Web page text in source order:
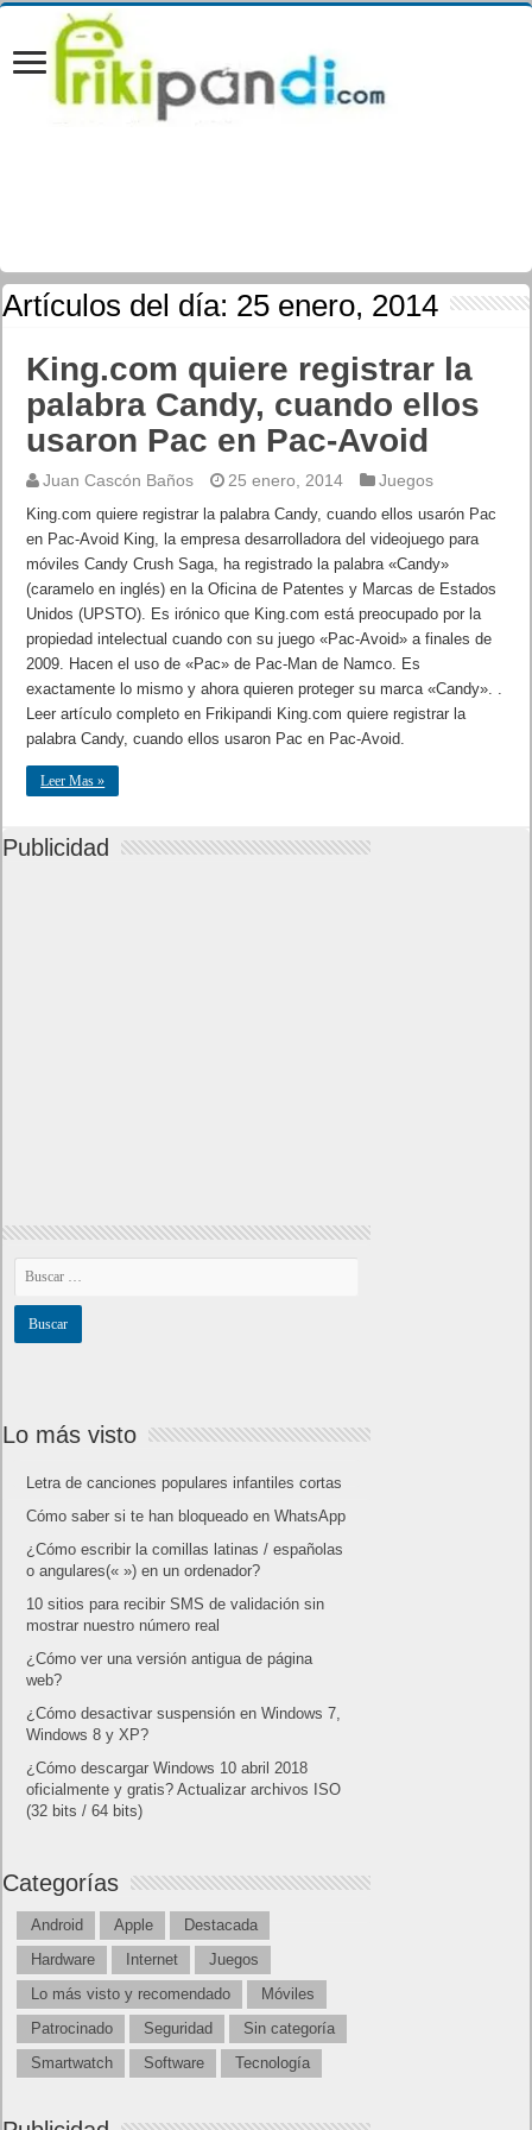
Artículos del día: 25 enero, 2014
King.com quiere registrar la
palabra Candy, cuando ellos
usaron Pac en Pac-Avoid
Juan Cascón Baños 25 enero, 2014 Juegos
King.com quiere registrar la palabra Candy, cuando ellos usarón Pac
en Pac-Avoid King, la empresa desarrolladora del videojuego para
móviles Candy Crush Saga, ha registrado la palabra «Candy»
(caramelo en inglés) en la Oficina de Patentes y Marcas de Estados
Unidos (UPSTO). Es irónico que King.com está preocupado por la
propiedad intelectual cuando con su juego «Pac-Avoid» a finales de
2009. Hacen el uso de «Pac» de Pac-Man de Namco. Es
exactamente lo mismo y ahora quieren proteger su marca «Candy». .
Leer artículo completo en Frikipandi King.com quiere registrar la
palabra Candy, cuando ellos usaron Pac en Pac-Avoid.
Leer Mas »
Publicidad
Lo más visto
Letra de canciones populares infantiles cortas
Cómo saber si te han bloqueado en WhatsApp
¿Cómo escribir la comillas latinas / españolas
o angulares(« ») en un ordenador?
10 sitios para recibir SMS de validación sin
mostrar nuestro número real
¿Cómo ver una versión antigua de página
web?
¿Cómo desactivar suspensión en Windows 7,
Windows 8 y XP?
¿Cómo descargar Windows 10 abril 2018
oficialmente y gratis? Actualizar archivos ISO
(32 bits / 64 bits)
Categorías
Android Apple
Destacada
Hardware
Internet
Juegos
Lo más visto y recomendado
Móviles
Patrocinado
Seguridad
Sin categoría
Smartwatch
Software Tecnología